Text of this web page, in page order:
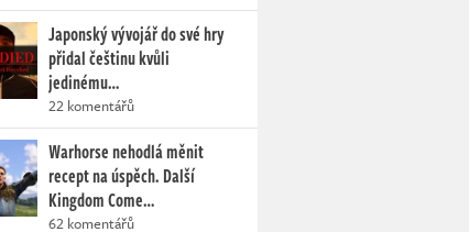
Japonský vývojář do své hry
přidal češtinu kvůli
jedinému…
22 komentářů
Warhorse nehodlá měnit
recept na úspěch. Další
Kingdom Come…
62 komentářů